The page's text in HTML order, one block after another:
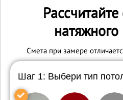
натяжного
Cмета при замере
Шаг 1: Выбери тип